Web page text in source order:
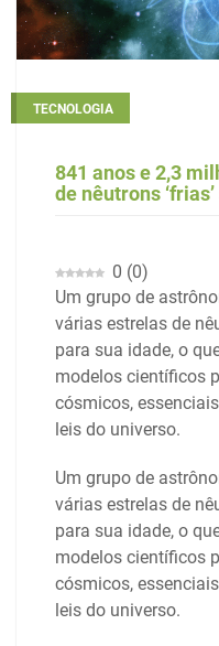
TECNOLOGIA
841 anos e 2,3
de nêutrons
0 (0)
Um grupo de
várias estrelas de
para sua idade, o
modelos científicos
cósmicos,
leis do universo.
Um grupo de
várias estrelas de
para sua idade, o
modelos científicos
cósmicos,
leis do universo.